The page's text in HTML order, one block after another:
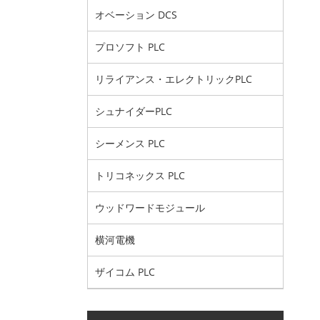
オベーション DCS
プロソフト PLC
リライアンス・エレクトリックPLC
シュナイダーPLC
シーメンス PLC
トリコネックス PLC
ウッドワードモジュール
横河電機
ザイコム PLC